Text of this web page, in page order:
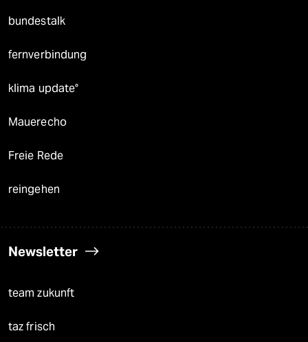
bundestalk
fernverbindung
klima update°
Mauerecho
Freie Rede
reingehen
Newsletter
team zukunft
taz frisch